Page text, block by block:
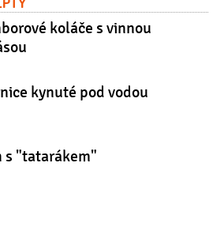
koláče s vinnou
kynuté pod vodou
s "tatarákem"